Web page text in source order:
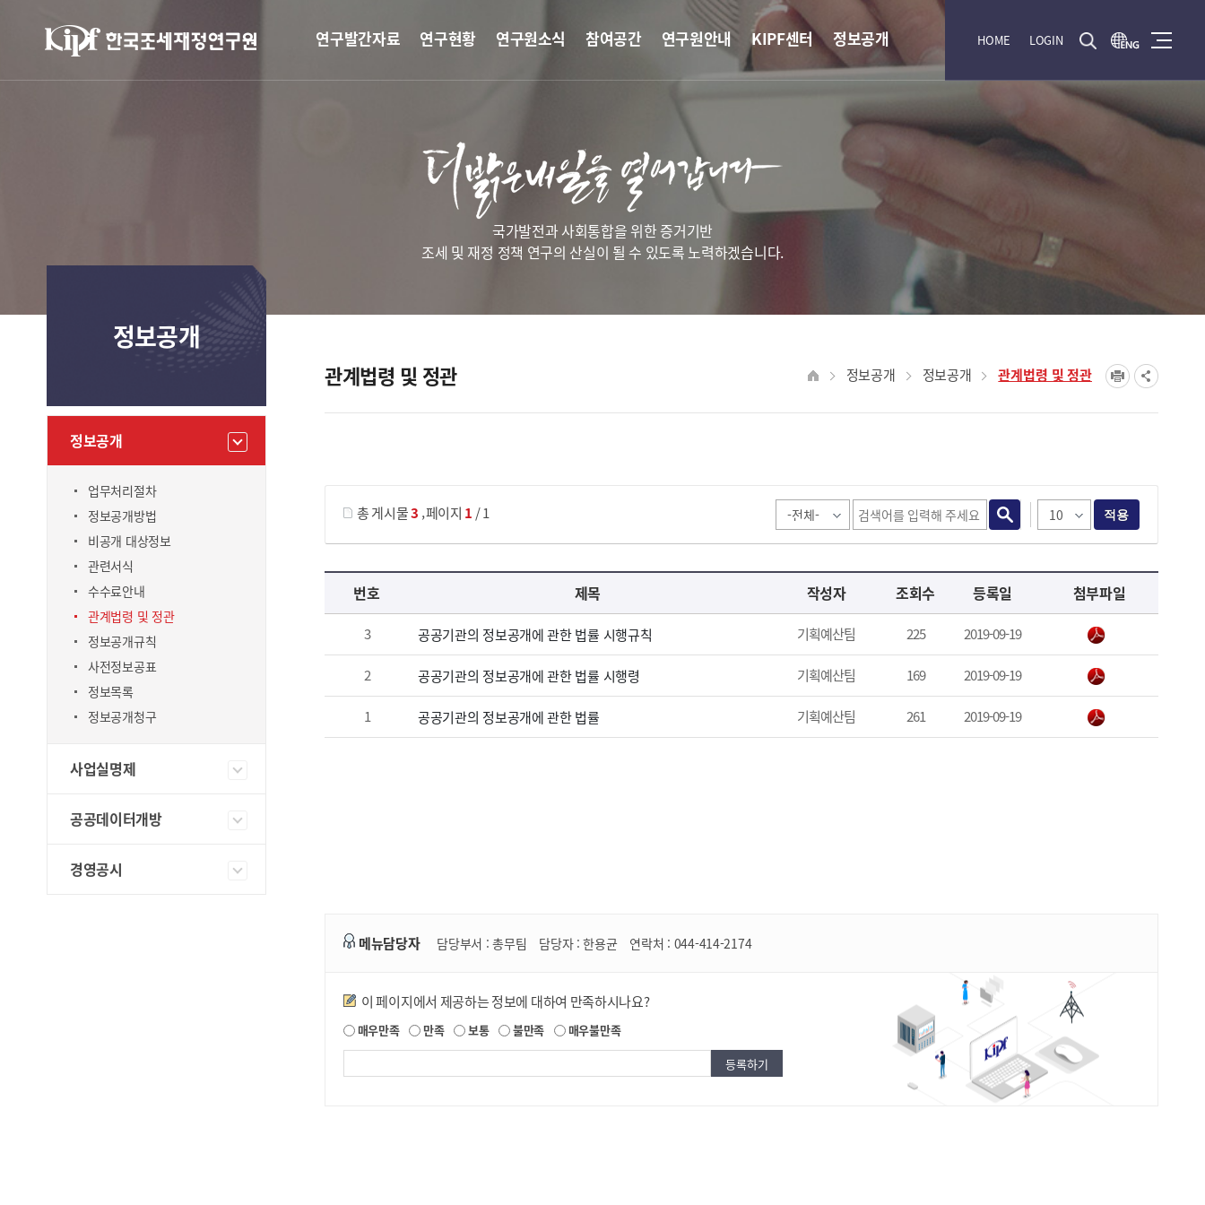
HOME LOGIN
연구발간자료 연구현황 연구원소식 참여공간 연구원안내 KIPF센터 정보공개
국가발전과 사회통합을 위한 증거기반
조세 및 재정 정책 연구의 산실이 될 수 있도록 노력하겠습니다.
정보공개
정보공개
업무처리절차
정보공개방법
비공개 대상정보
관련서식
수수료안내
관계법령 및 정관
정보공개규칙
사전정보공표
정보목록
정보공개청구
사업실명제
공공데이터개방
경영공시
관계법령 및 정관 정보공개 정보공개 관계법령 및 정관
총 게시물3 ,페이지 1 / 1 적용
관계법령 및 정관 목록 으로 번호, 제목, 작성자, 조회수, 등록 일, 첨부파일로 나열 되고 있습니다.
번호 제목 작성자 조회수 등록일 첨부파일
3 공공기관의 정보공개에 관한 법률 시행규칙 기획예산팀 225 2019-09-19
2 공공기관의 정보공개에 관한 법률 시행령 기획예산팀 169 2019-09-19
1 공공기관의 정보공개에 관한 법률 기획예산팀 261 2019-09-19
메뉴담당자 담당부서 :총무팀 담당자 :한용균 연락처 : 044-414-2174
만족도조사
이 페이지에서 제공하는 정보에 대하여 만족하시나요?
매우만족 만족 보통 불만족 매우불만족